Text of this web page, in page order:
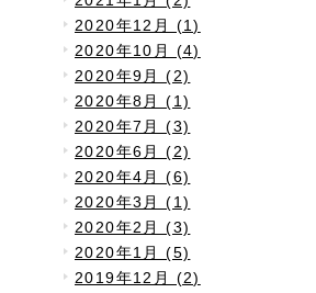
2020年12月 (1)
2020年10月 (4)
2020年9月 (2)
2020年8月 (1)
2020年7月 (3)
2020年6月 (2)
2020年4月 (6)
2020年3月 (1)
2020年2月 (3)
2020年1月 (5)
2019年12月 (2)